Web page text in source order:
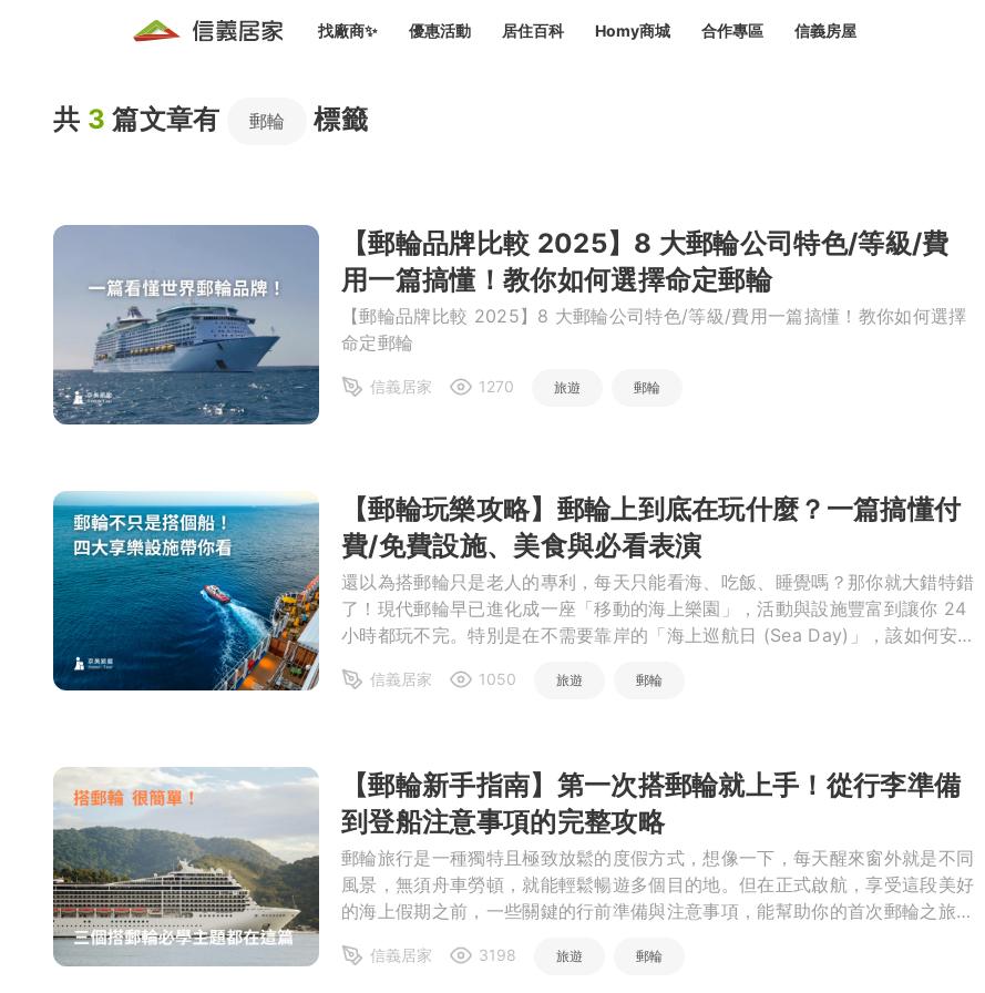
找廠商✨
設計裝潢
室內設計軟裝設計包租代管
優惠活動
免費諮詢服務
新會員大禮包免費居住好生活講座服務滿意度抽獎電子報隱藏優惠
信義客戶優惠
信義成交客戶福利專區
居住百科
搬家清運
優質搬家驗屋服務
清潔消毒冷氣清洗 整理收納專業除蟲
局部修繕
局部裝修
生活金融
生活金融產物保險
Homy商城 合作專區
廠商募集人才招募居住好生活講座
信義房屋
共 3 篇文章有 郵輪 標籤
【郵輪品牌比較 2025】8 大郵輪公司特色/等級/費
用一篇搞懂！教你如何選擇命定郵輪
【郵輪品牌比較 2025】8 大郵輪公司特色/等級/費用一篇搞懂！教你如何選擇
命定郵輪
信義居家 1270 旅遊 郵輪
【郵輪玩樂攻略】郵輪上到底在玩什麼？一篇搞懂付
費/免費設施、美食與必看表演
還以為搭郵輪只是老人的專利，每天只能看海、吃飯、睡覺嗎？那你就大錯特錯
了！現代郵輪早已進化成一座「移動的海上樂園」，活動與設施豐富到讓你 24
小時都玩不完。特別是在不需要靠岸的「海上巡航日 (Sea Day)」，該如何安
信義居家 1050 旅遊 郵輪
【郵輪新手指南】第一次搭郵輪就上手！從行李準備
到登船注意事項的完整攻略
郵輪旅行是一種獨特且極致放鬆的度假方式，想像一下，每天醒來窗外就是不同
風景，無須舟車勞頓，就能輕鬆暢遊多個目的地。但在正式啟航，享受這段美好
的海上假期之前，一些關鍵的行前準備與注意事項，能幫助你的首次郵輪之旅更
讓你第一次搭郵輪就.
信義居家 3198 旅遊 郵輪